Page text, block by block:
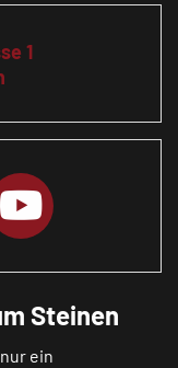
1
Steinen
ein